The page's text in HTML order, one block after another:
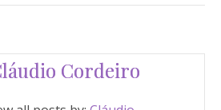
Cordeiro